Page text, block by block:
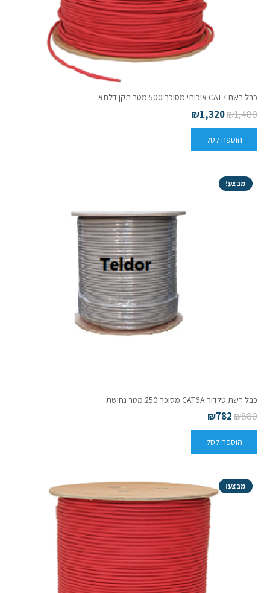
כבל רשת CAT7 איכותי מסוכך 500 מטר תקן דלתא
₪1,480
₪1,320
הוספה לסל
מבצע!
כבל רשת טלדור CAT6A מסוכך 250 מטר נחושת
₪880
₪782
הוספה לסל
מבצע!